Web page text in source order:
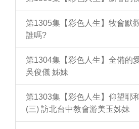
第1305集【彩色人生】牧會默
誰嗎?
第1304集【彩色人生】全備的
吳俊儀 姊妹
第1303集【彩色人生】仰望耶
(三) 訪北台中教會游美玉姊妹